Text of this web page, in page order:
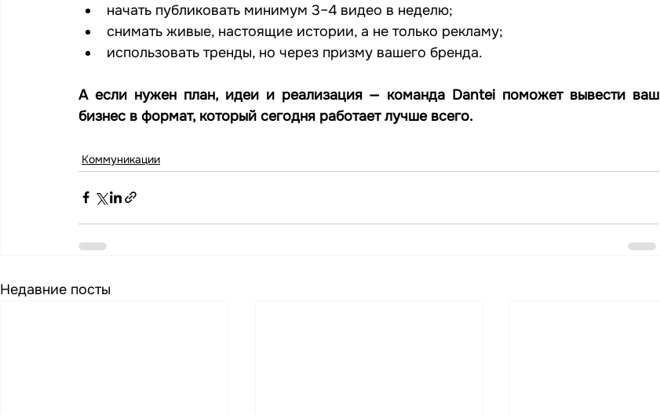
начать публиковать минимум 3–4 видео в неделю;
снимать живые, настоящие истории, а не только рекламу;
использовать тренды, но через призму вашего бренда.
А если нужен план, идеи и реализация — команда Dantei поможет вывести ваш
бизнес в формат, который сегодня работает лучше всего.
Коммуникации
Недавние посты